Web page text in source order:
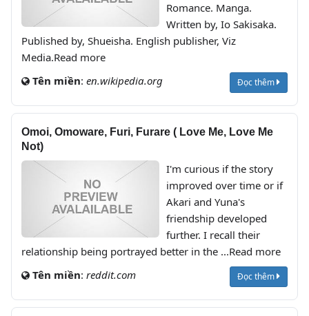
Romance. Manga.
Written by, Io Sakisaka.
Published by, Shueisha. English publisher, Viz
Media.Read more
Tên miền: en.wikipedia.org Đọc thêm
Omoi, Omoware, Furi, Furare ( Love Me, Love Me
Not)
I'm curious if the story
improved over time or if
Akari and Yuna's
friendship developed
further. I recall their
relationship being portrayed better in the ...Read more
Tên miền: reddit.com Đọc thêm